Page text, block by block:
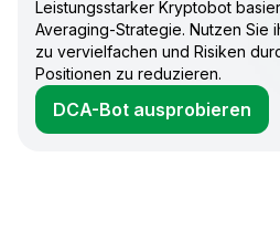
Leistungsstarker Kryptobot
Averaging-Strategie. Nutzen Sie
zu vervielfachen und Risiken
Positionen zu reduzieren.
DCA-Bot ausprobieren